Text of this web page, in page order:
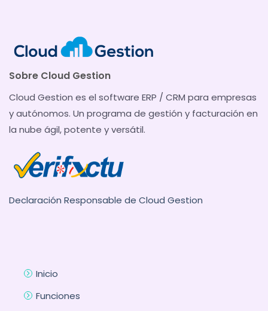
Sobre Cloud Gestion
Cloud Gestion es el software ERP / CRM para empresas
y autónomos. Un programa de gestión y facturación en
la nube ágil, potente y versátil.
Declaración Responsable de Cloud Gestion
Inicio
Funciones